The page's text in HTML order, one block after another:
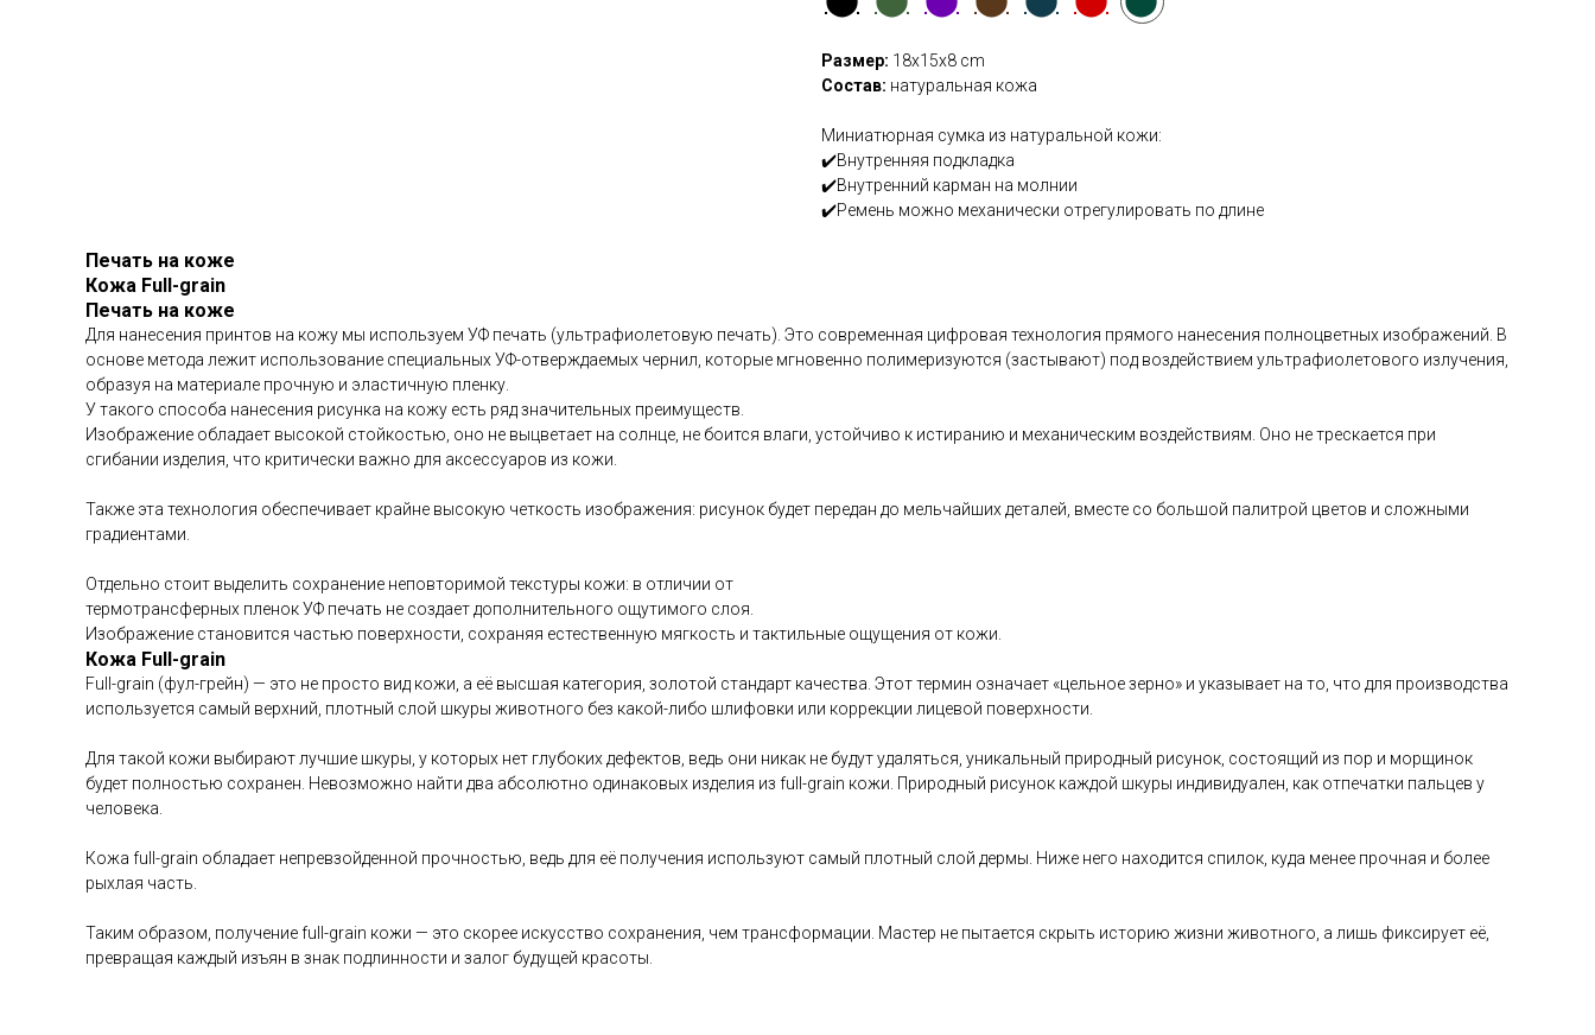
Размер: 18x15x8 cm
Состав: натуральная кожа
Миниатюрная сумка из натуральной кожи:
✔️Внутренняя подкладка
✔️Внутренний карман на молнии
✔️Ремень можно механически отрегулировать по длине
Печать на коже
Кожа Full-grain
Печать на коже
Для нанесения принтов на кожу мы используем УФ печать (ультрафиолетовую печать). Это современная цифровая технология прямого нанесения полноцветных изображений. В
основе метода лежит использование специальных УФ-отверждаемых чернил, которые мгновенно полимеризуются (застывают) под воздействием ультрафиолетового излучения,
образуя на материале прочную и эластичную пленку.
У такого способа нанесения рисунка на кожу есть ряд значительных преимуществ.
Изображение обладает высокой стойкостью, оно не выцветает на солнце, не боится влаги, устойчиво к истиранию и механическим воздействиям. Оно не трескается при
сгибании изделия, что критически важно для аксессуаров из кожи.
Также эта технология обеспечивает крайне высокую четкость изображения: рисунок будет передан до мельчайших деталей, вместе со большой палитрой цветов и сложными
градиентами.
Отдельно стоит выделить сохранение неповторимой текстуры кожи: в отличии от
термотрансферных пленок УФ печать не создает дополнительного ощутимого слоя.
Изображение становится частью поверхности, сохраняя естественную мягкость и тактильные ощущения от кожи.
Кожа Full-grain
Full-grain (фул-грейн) — это не просто вид кожи, а её высшая категория, золотой стандарт качества. Этот термин означает «цельное зерно» и указывает на то, что для производства
используется самый верхний, плотный слой шкуры животного без какой-либо шлифовки или коррекции лицевой поверхности.
Для такой кожи выбирают лучшие шкуры, у которых нет глубоких дефектов, ведь они никак не будут удаляться, уникальный природный рисунок, состоящий из пор и морщинок
будет полностью сохранен. Невозможно найти два абсолютно одинаковых изделия из full-grain кожи. Природный рисунок каждой шкуры индивидуален, как отпечатки пальцев у
человека.
Кожа full-grain обладает непревзойденной прочностью, ведь для её получения используют самый плотный слой дермы. Ниже него находится спилок, куда менее прочная и более
рыхлая часть.
Таким образом, получение full-grain кожи — это скорее искусство сохранения, чем трансформации. Мастер не пытается скрыть историю жизни животного, а лишь фиксирует её,
превращая каждый изъян в знак подлинности и залог будущей красоты.